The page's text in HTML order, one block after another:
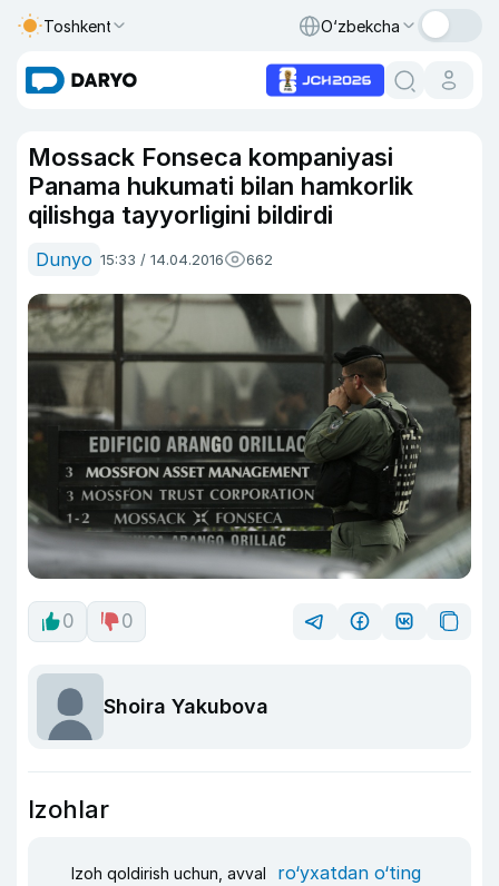
Toshkent O‘zbekcha
Mossack Fonseca kompaniyasi
Panama hukumati bilan hamkorlik
qilishga tayyorligini bildirdi
Dunyo 15:33 / 14.04.2016 662
0 0
Shoira Yakubova
Izohlar
Izoh qoldirish uchun, avval ro‘yxatdan o‘ting